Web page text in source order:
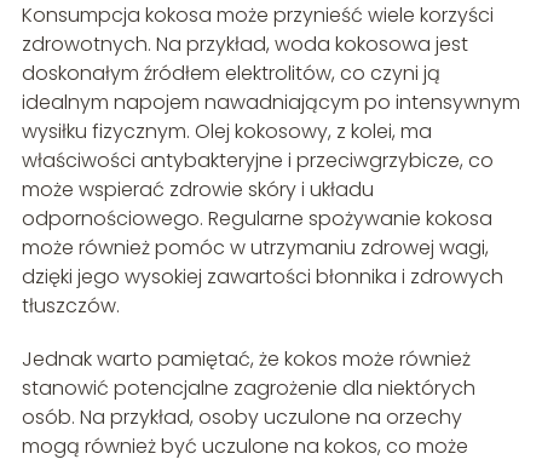
Konsumpcja kokosa może przynieść wiele korzyści
zdrowotnych. Na przykład, woda kokosowa jest
doskonałym źródłem elektrolitów, co czyni ją
idealnym napojem nawadniającym po intensywnym
wysiłku fizycznym. Olej kokosowy, z kolei, ma
właściwości antybakteryjne i przeciwgrzybicze, co
może wspierać zdrowie skóry i układu
odpornościowego. Regularne spożywanie kokosa
może również pomóc w utrzymaniu zdrowej wagi,
dzięki jego wysokiej zawartości błonnika i zdrowych
tłuszczów.
Jednak warto pamiętać, że kokos może również
stanowić potencjalne zagrożenie dla niektórych
osób. Na przykład, osoby uczulone na orzechy
mogą również być uczulone na kokos, co może